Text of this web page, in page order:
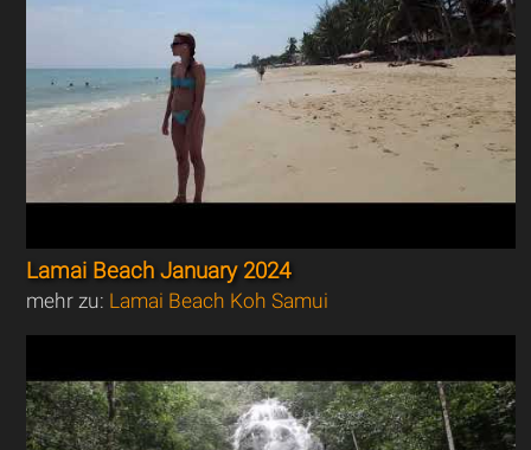
Lamai Beach January 2024
mehr zu: Lamai Beach Koh Samui